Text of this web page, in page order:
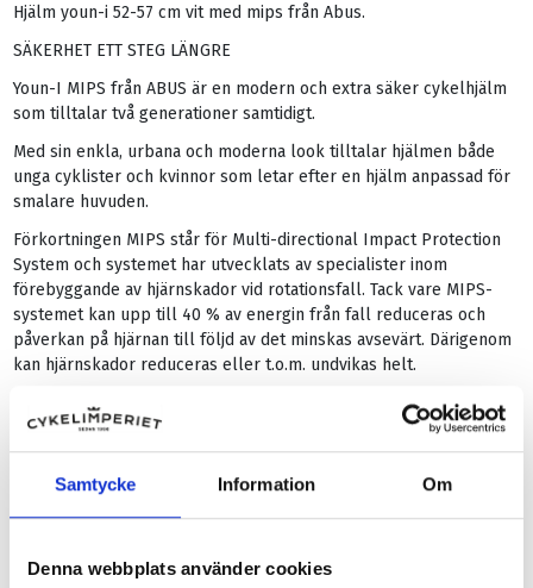
Samtycke Information Om
Denna webbplats använder cookies
Hjälm youn-i 52-57 cm vit med mips från Abus.
SÄKERHET ETT STEG LÄNGRE
Youn-I MIPS från ABUS är en modern och extra säker cykelhjälm
som tilltalar två generationer samtidigt.
Med sin enkla, urbana och moderna look tilltalar hjälmen både
unga cyklister och kvinnor som letar efter en hjälm anpassad för
smalare huvuden.
Förkortningen MIPS står för Multi-directional Impact Protection
System och systemet har utvecklats av specialister inom
förebyggande av hjärnskador vid rotationsfall. Tack vare MIPS-
systemet kan upp till 40 % av energin från fall reduceras och
påverkan på hjärnan till följd av det minskas avsevärt. Därigenom
kan hjärnskador reduceras eller t.o.m. undvikas helt.
Mips Lager: tunt plastskal som ligger mellan den inre
vadderingen och hjälmens energiabsorberande skal för att
motverka rotationskrafter vid ett fall
Reflekterande klistermärke: för bättre synlighet i mörkret
synlighet